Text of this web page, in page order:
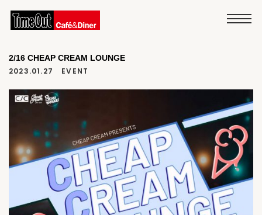
2/16 CHEAP CREAM LOUNGE
2023.01.27 EVENT